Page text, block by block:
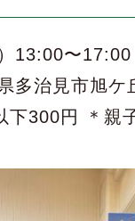
13:00〜17:00
治見市旭ケ
300円 ＊親